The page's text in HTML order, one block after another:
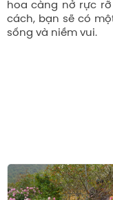
hoa càng nở rực
cách, bạn sẽ có
sống và niềm vui.